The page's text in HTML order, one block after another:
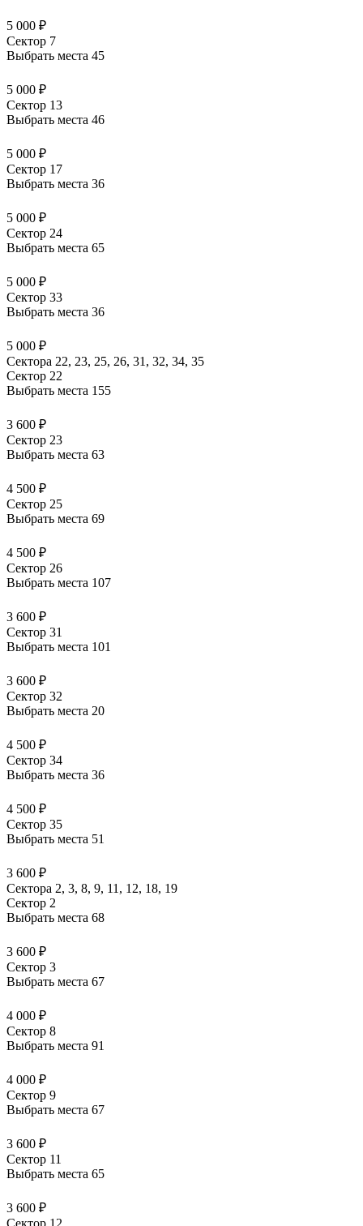
5 000 ₽
Сектор 7
Выбрать места 45
5 000 ₽
Сектор 13
Выбрать места 46
5 000 ₽
Сектор 17
Выбрать места 36
5 000 ₽
Сектор 24
Выбрать места 65
5 000 ₽
Сектор 33
Выбрать места 36
5 000 ₽
Сектора 22, 23, 25, 26, 31, 32, 34, 35
Сектор 22
Выбрать места 155
3 600 ₽
Сектор 23
Выбрать места 63
4 500 ₽
Сектор 25
Выбрать места 69
4 500 ₽
Сектор 26
Выбрать места 107
3 600 ₽
Сектор 31
Выбрать места 101
3 600 ₽
Сектор 32
Выбрать места 20
4 500 ₽
Сектор 34
Выбрать места 36
4 500 ₽
Сектор 35
Выбрать места 51
3 600 ₽
Сектора 2, 3, 8, 9, 11, 12, 18, 19
Сектор 2
Выбрать места 68
3 600 ₽
Сектор 3
Выбрать места 67
4 000 ₽
Сектор 8
Выбрать места 91
4 000 ₽
Сектор 9
Выбрать места 67
3 600 ₽
Сектор 11
Выбрать места 65
3 600 ₽